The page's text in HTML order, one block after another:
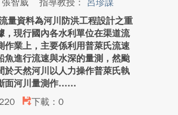
智威
指導教授： 呂珍謀
量資料為河川防洪工程設計之重
，現行國內各水利單位在渠道流
作業上，主要係利用普萊氏流速
魚進行流速與水深的量測，然颱
於天然河川以人力操作普萊氏執
面河川量測作...
下載：0